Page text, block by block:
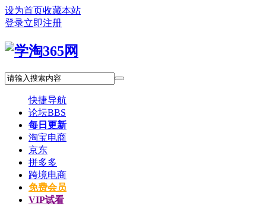
设为首页收藏本站
登录立即注册
快捷导航
论坛BBS
每日更新
淘宝电商
京东
拼多多
跨境电商
免费会员
VIP试看